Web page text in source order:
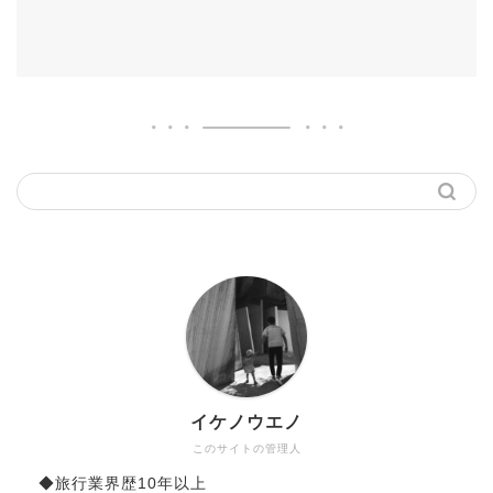
このサイトの管理人
イケノウエノ
◆旅行業界歴10年以上